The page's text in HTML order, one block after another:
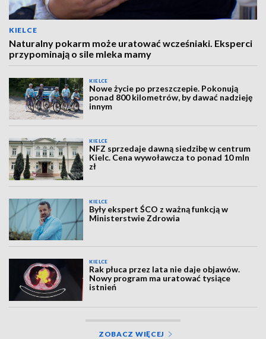
KIELCE
Naturalny pokarm może uratować wcześniaki. Eksperci
przypominają o sile mleka mamy
KIELCE
Nowe życie po przeszczepie. Pokonują
ponad 800 kilometrów, by dawać nadzieję
innym
KIELCE
NFZ sprzedaje dawną siedzibę w centrum
Kielc. Cena wywoławcza to ponad 10 mln
zł
KIELCE
Były ekspert ŚCO z ważną funkcją w
Ministerstwie Zdrowia
KIELCE
Rak płuca przez lata nie daje objawów.
Nowy program ma uratować tysiące
istnień
ZOBACZ WIĘCEJ